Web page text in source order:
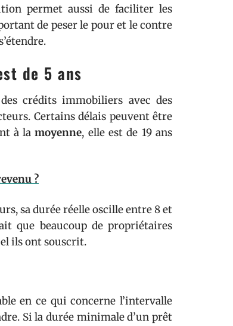
permet aussi de faciliter les
de peser le pour et le contre
de 5 ans
crédits immobiliers avec des
Certains délais peuvent être
à lamoyenne, elle est de 19 ans
?
sa durée réelle oscille entre 8 et
que beaucoup de propriétaires
ils ont souscrit.
en ce qui concerne l’intervalle
Si la durée minimale d’un prêt